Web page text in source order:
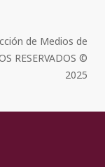
de Medios de
RESERVADOS ©
2025